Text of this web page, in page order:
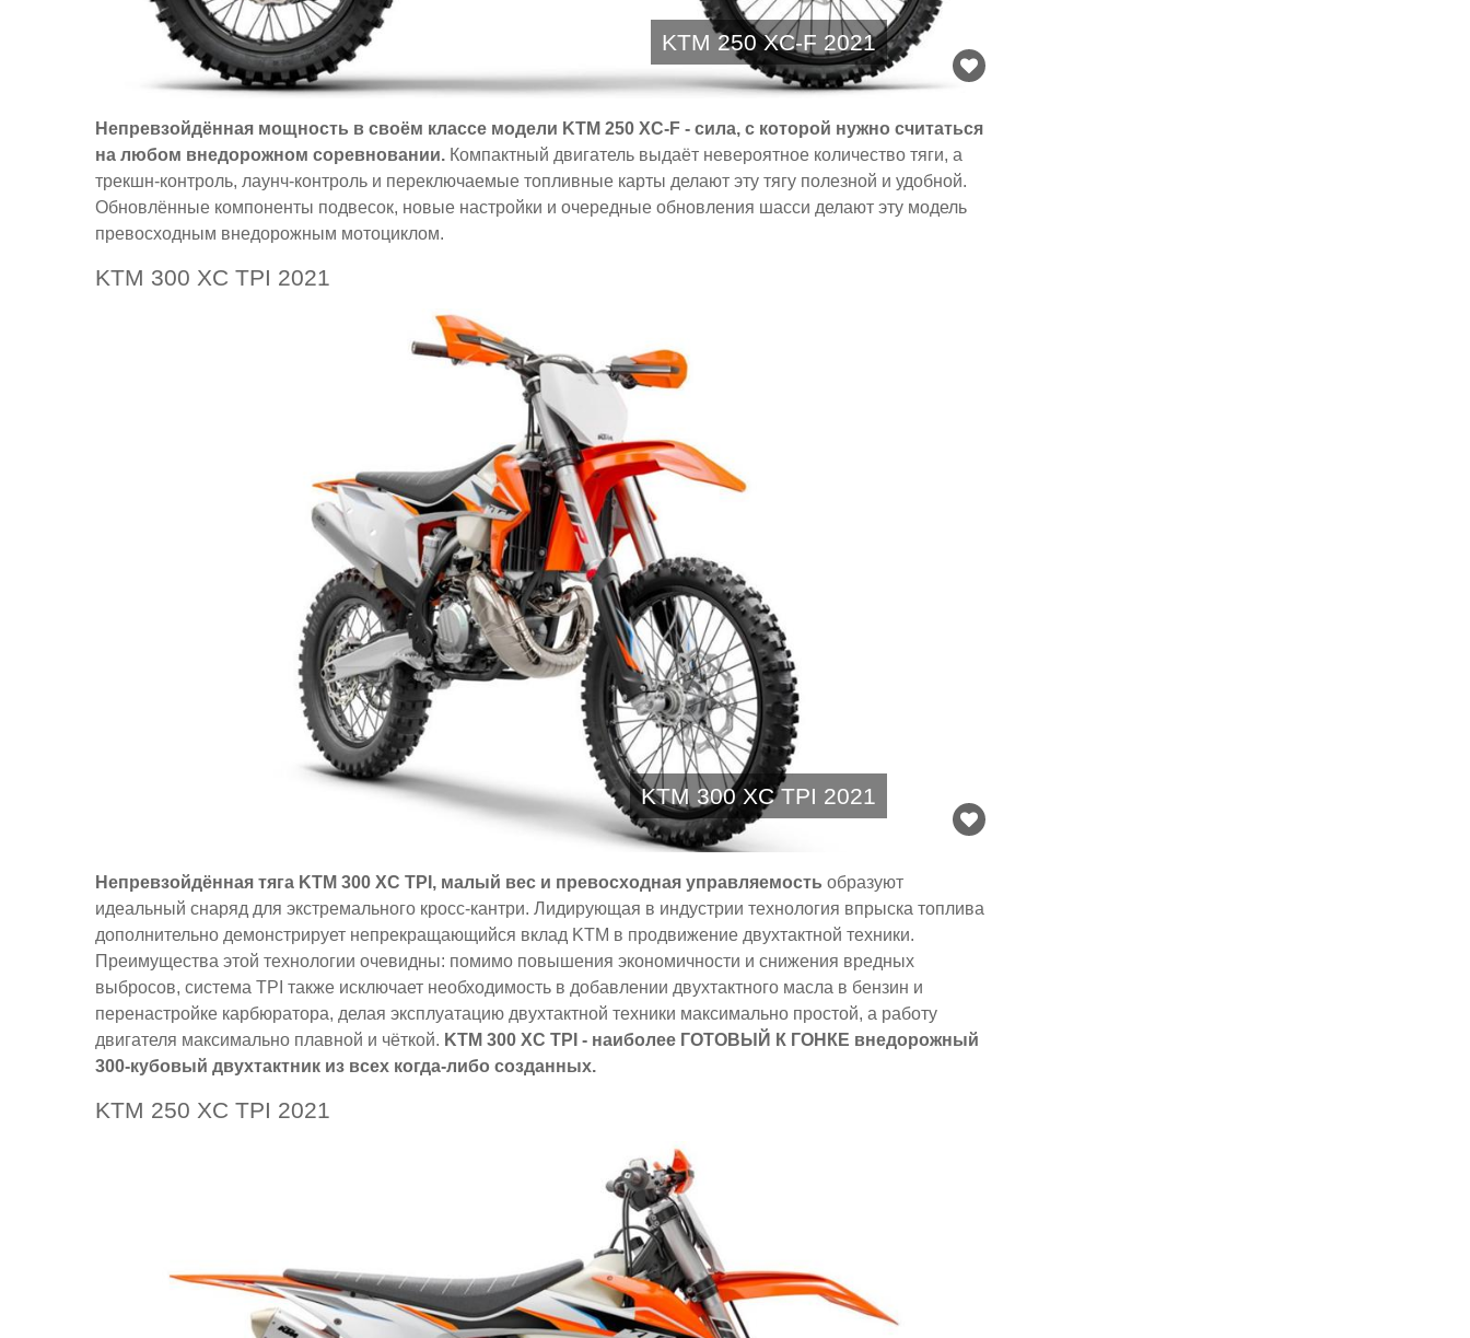
KTM 250 XC-F 2021
Непревзойдённая мощность в своём классе модели KTM 250 XC-F - сила, с которой нужно считаться
на любом внедорожном соревновании. Компактный двигатель выдаёт невероятное количество тяги, а
трекшн-контроль, лаунч-контроль и переключаемые топливные карты делают эту тягу полезной и удобной.
Обновлённые компоненты подвесок, новые настройки и очередные обновления шасси делают эту модель
превосходным внедорожным мотоциклом.
KTM 300 XC TPI 2021
KTM 300 XC TPI 2021
Непревзойдённая тяга KTM 300 XC TPI, малый вес и превосходная управляемость образуют
идеальный снаряд для экстремального кросс-кантри. Лидирующая в индустрии технология впрыска топлива
дополнительно демонстрирует непрекращающийся вклад KTM в продвижение двухтактной техники.
Преимущества этой технологии очевидны: помимо повышения экономичности и снижения вредных
выбросов, система TPI также исключает необходимость в добавлении двухтактного масла в бензин и
перенастройке карбюратора, делая эксплуатацию двухтактной техники максимально простой, а работу
двигателя максимально плавной и чёткой. KTM 300 XC TPI - наиболее ГОТОВЫЙ К ГОНКЕ внедорожный
300-кубовый двухтактник из всех когда-либо созданных.
KTM 250 XC TPI 2021